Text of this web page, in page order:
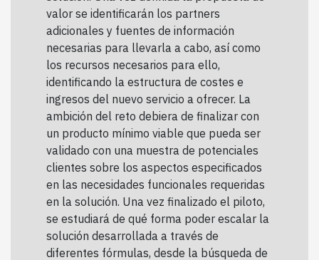
valor se identificarán los partners
adicionales y fuentes de información
necesarias para llevarla a cabo, así como
los recursos necesarios para ello,
identificando la estructura de costes e
ingresos del nuevo servicio a ofrecer. La
ambición del reto debiera de finalizar con
un producto mínimo viable que pueda ser
validado con una muestra de potenciales
clientes sobre los aspectos especificados
en las necesidades funcionales requeridas
en la solución. Una vez finalizado el piloto,
se estudiará de qué forma poder escalar la
solución desarrollada a través de
diferentes fórmulas, desde la búsqueda de